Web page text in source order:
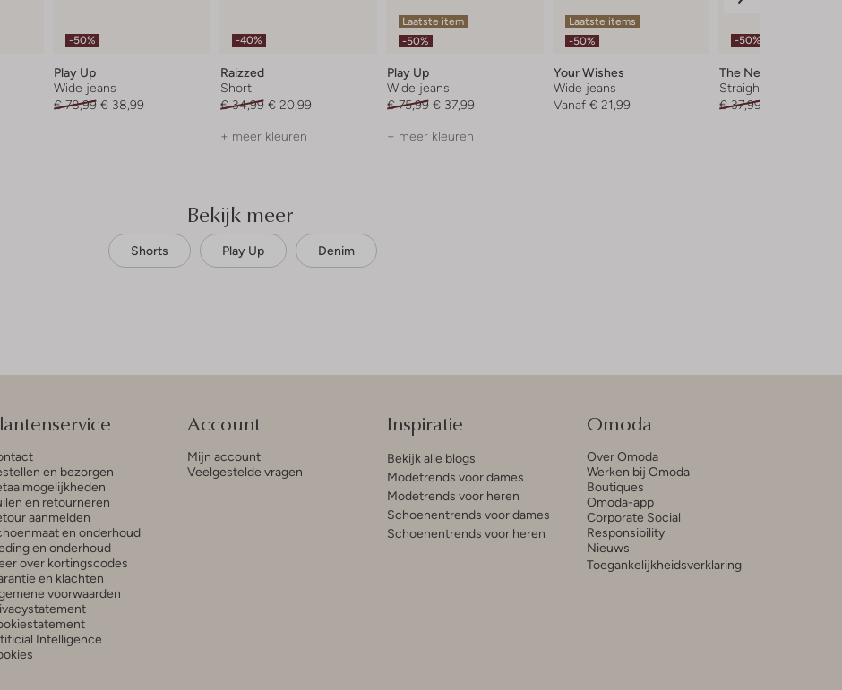
-50%
Play Up
Wide jeans
€ 78,99 € 38,99
-40%
Raizzed
Short
€ 34,99 € 20,99
+ meer kleuren
Laatste item
-50%
Play Up
Wide jeans
€ 75,99 € 37,99
+ meer kleuren
Laatste items
-50%
Your Wishes
Wide jeans
Vanaf € 21,99
-50%
The New
Straight leg jeans
€ 37,99
Bekijk meer
Shorts Play Up Denim
en bezorgen
en retourneren
aanmelden
en onderhoud
en onderhoud
over kortingscodes
en klachten
voorwaarden
Intelligence
Account
Mijn account
Veelgestelde vragen
Inspiratie
Bekijk alle blogs
Modetrends voor dames
Modetrends voor heren
Schoenentrends voor dames
Schoenentrends voor heren
Omoda
Over Omoda
Werken bij Omoda
Boutiques
Omoda-app
Corporate Social
Responsibility
Nieuws
Toegankelijkheidsverklaring